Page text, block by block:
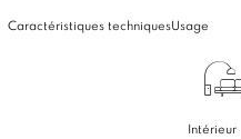
Caractéristiques techniquesUsage
Intérieur